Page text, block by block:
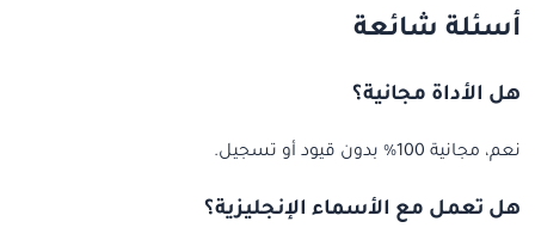
أسئلة شائعة
هل الأداة مجانية؟
نعم، مجانية 100% بدون قيود أو تسجيل.
هل تعمل مع الأسماء الإنجليزية؟